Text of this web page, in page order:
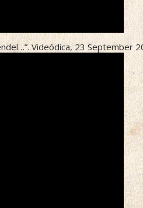
Videódica, 23 September